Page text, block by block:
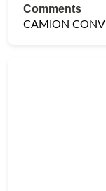
Comments
CAMION